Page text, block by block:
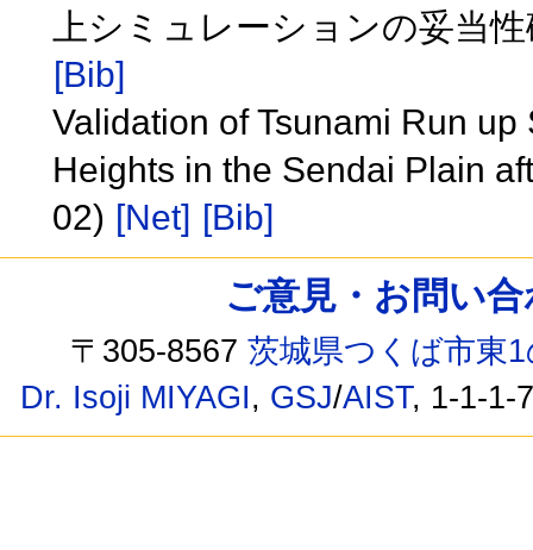
上シミュレーションの妥当
[Bib]
Validation of Tsunami Run
Heights in the Sendai Plain
02) [Net] [Bib]
ご意見・お問い
〒305-8567茨城県つくば市東
Dr. Isoji MIYAGI, GSJ/AIST, 1-1-1-